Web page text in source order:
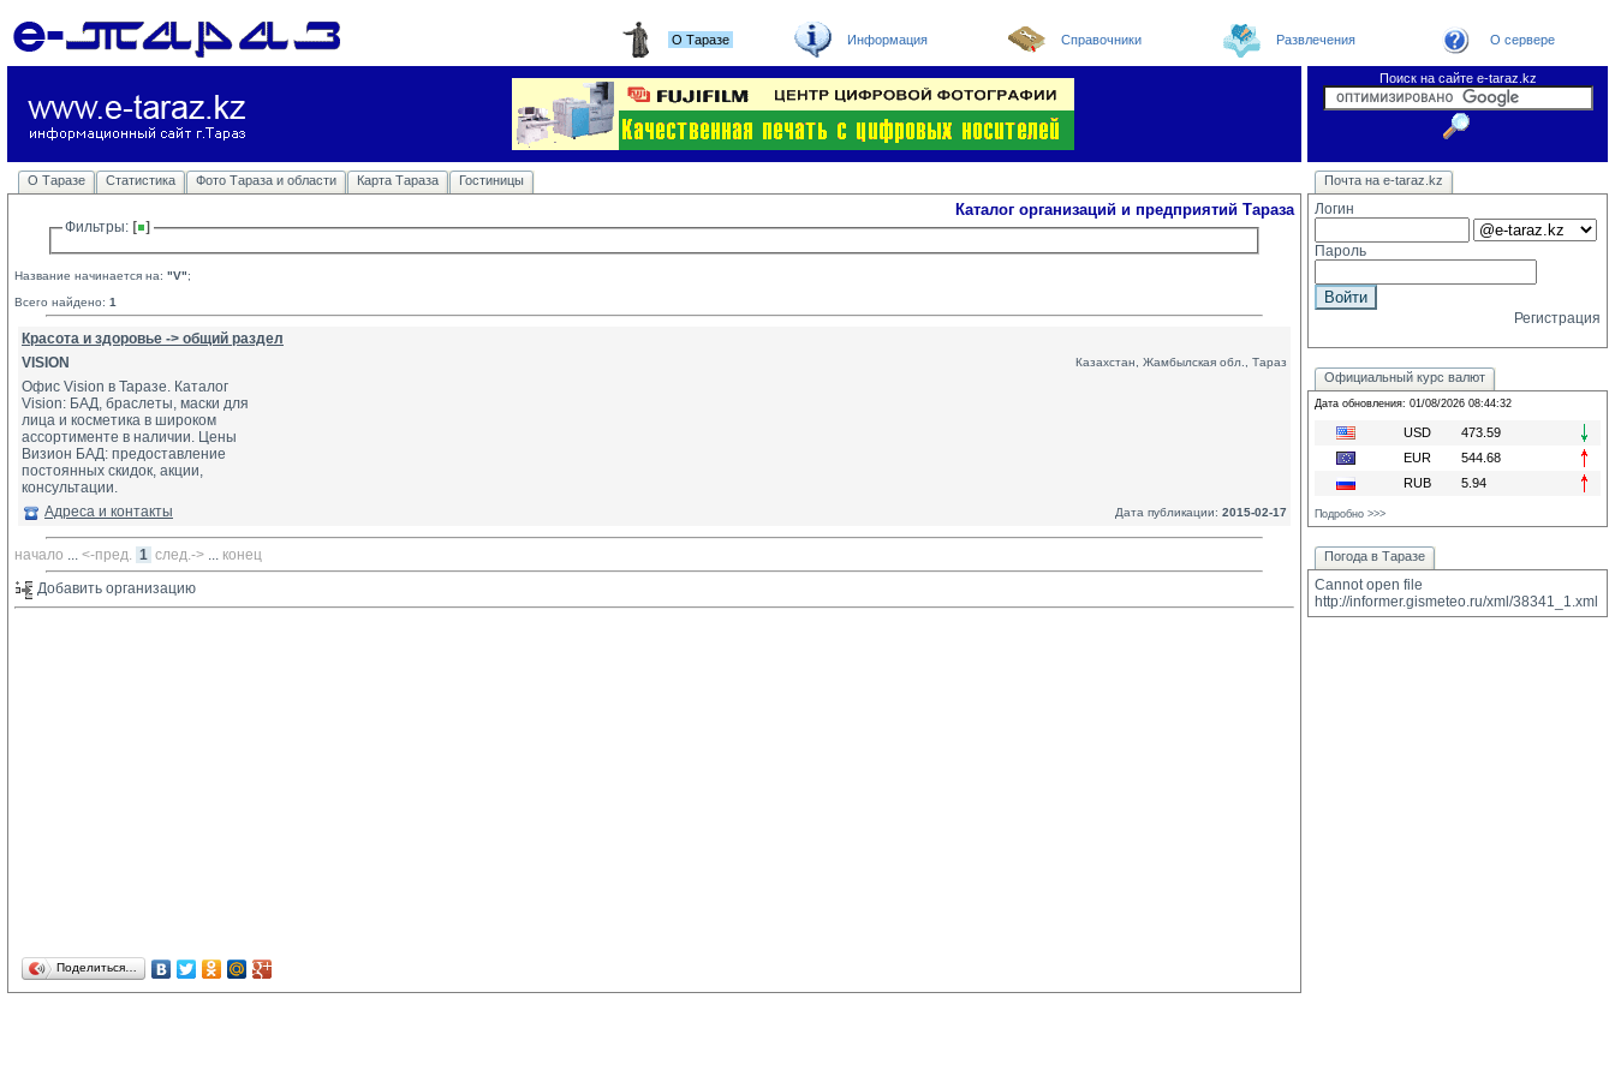
О Таразе Информация Справочники Развлечения О сервере
Поиск на сайте e-taraz.kz
О Таразе Статистика Фото Тараза и области Карта Тараза Гостиницы Новости Погода в Таразе
Телефоный справочник
Видеоконференция
Новости e-taraz Замечания и предложения
Каталог организаций и предприятий Тараза
Фильтры:
Название начинается на: "V";
Всего найдено: 1
Красота и здоровье -> общий раздел
VISION
Казахстан, Жамбылская обл., Тараз
Офис Vision в Таразе. Каталог
Vision: БАД, браслеты, маски для
лица и косметика в широком
ассортименте в наличии. Цены
Визион БАД: предоставление
постоянных скидок, акции,
консультации.
Адреса и контакты
Дата публикации: 2015-02-17
начало ... <-пред. 1 след.-> ... конец
Добавить организацию
Поделиться…
Почта на e-taraz.kz
Логин
Пароль
Регистрация
Официальный курс валют
Дата обновления: 01/08/2026 08:44:32
USD
473.59
EUR
544.68
RUB
5.94
Подробно >>>
Погода в Таразе
Cannot open file
http://informer.gismeteo.ru/xml/38341_1.xml